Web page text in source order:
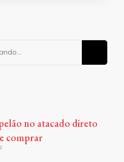
no atacado direto
comprar